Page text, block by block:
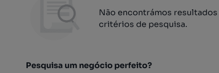
Não encontrámos
critérios de pesquisa.
Pesquisa um negócio perfeito?